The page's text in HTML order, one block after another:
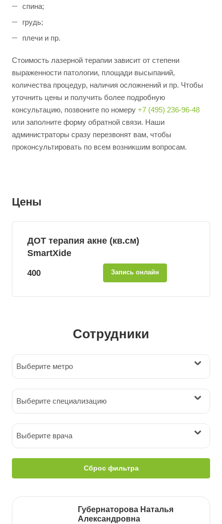
спина;
грудь;
плечи и пр.
Стоимость лазерной терапии зависит от степени
выраженности патологии, площади высыпаний,
количества процедур, наличия осложнений и пр. Чтобы
уточнить цены и получить более подробную
консультацию, позвоните по номеру +7 (495) 236-96-48
или заполните форму обратной связи. Наши
администраторы сразу перезвонят вам, чтобы
проконсультировать по всем возникшим вопросам.
Цены
ДОТ терапия акне (кв.см)
SmartXide
400 Запись онлайн
Сотрудники
Выберите метро
Выберите специализацию
Выберите врача
Сброс фильтра
Губернаторова Наталья
Александровна